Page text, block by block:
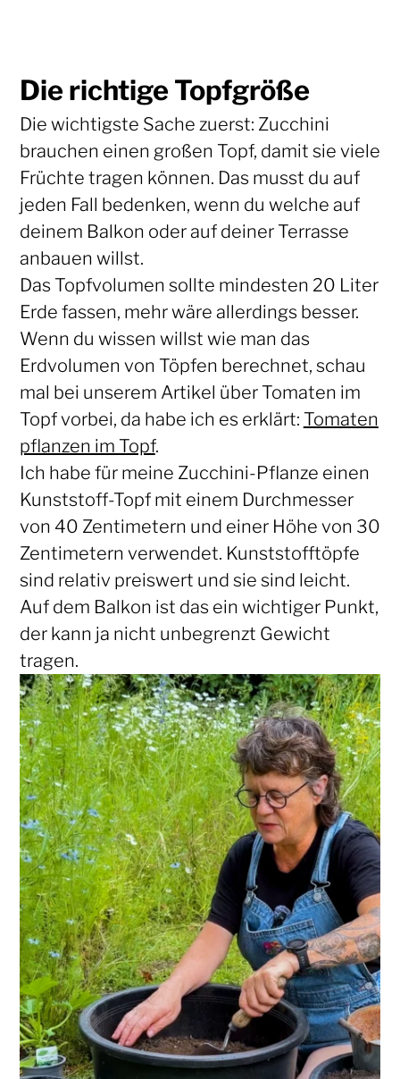
Die richtige Topfgröße
Die wichtigste Sache zuerst: Zucchini
brauchen einen großen Topf, damit sie viele
Früchte tragen können. Das musst du auf
jeden Fall bedenken, wenn du welche auf
deinem Balkon oder auf deiner Terrasse
anbauen willst.
Das Topfvolumen sollte mindesten 20 Liter
Erde fassen, mehr wäre allerdings besser.
Wenn du wissen willst wie man das
Erdvolumen von Töpfen berechnet, schau
mal bei unserem Artikel über Tomaten im
Topf vorbei, da habe ich es erklärt: Tomaten
pflanzen im Topf.
Ich habe für meine Zucchini-Pflanze einen
Kunststoff-Topf mit einem Durchmesser
von 40 Zentimetern und einer Höhe von 30
Zentimetern verwendet. Kunststofftöpfe
sind relativ preiswert und sie sind leicht.
Auf dem Balkon ist das ein wichtiger Punkt,
der kann ja nicht unbegrenzt Gewicht
tragen.